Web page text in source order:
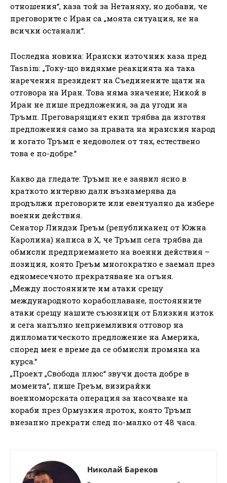
отношения“, каза той за Нетаняху, но добави, че
преговорите с Иран са „моята ситуация, не на
всички останали“.
Последна новина: Ирански източник каза пред
Tasnim: „Току-що видяхме реакцията на така
наречения президент на Съединените щати на
отговора на Иран. Това няма значение; Никой в ​​
Иран не пише предложения, за да угоди на
Тръмп. Преговарящият екип трябва да изготвя
предложения само за правата на иранския народ
и когато Тръмп е недоволен от тях, естествено
това е по-добре.“
Какво да гледате: Тръмп не е заявил ясно в
краткото интервю дали възнамерява да
продължи преговорите или евентуално да избере
военни действия.
Сенатор Линдзи Греъм (републиканец от Южна
Каролина) написа в X, че Тръмп сега трябва да
обмисли предприемането на военни действия –
позиция, която Греъм многократно е заемал през
едномесечното прекратяване на огъня.
„Между постоянните им атаки срещу
международното корабоплаване, постоянните
атаки срещу нашите съюзници от Близкия изток
и сега напълно неприемливия отговор на
дипломатическото предложение на Америка,
според мен е време да се обмисли промяна на
курса.“
„Проект „Свобода плюс“ звучи доста добре в
момента“, пише Греъм, визирайки
военноморската операция за насочване на
кораби през Ормузкия проток, която Тръмп
внезапно прекрати след по-малко от 48 часа.
Николай Бареков